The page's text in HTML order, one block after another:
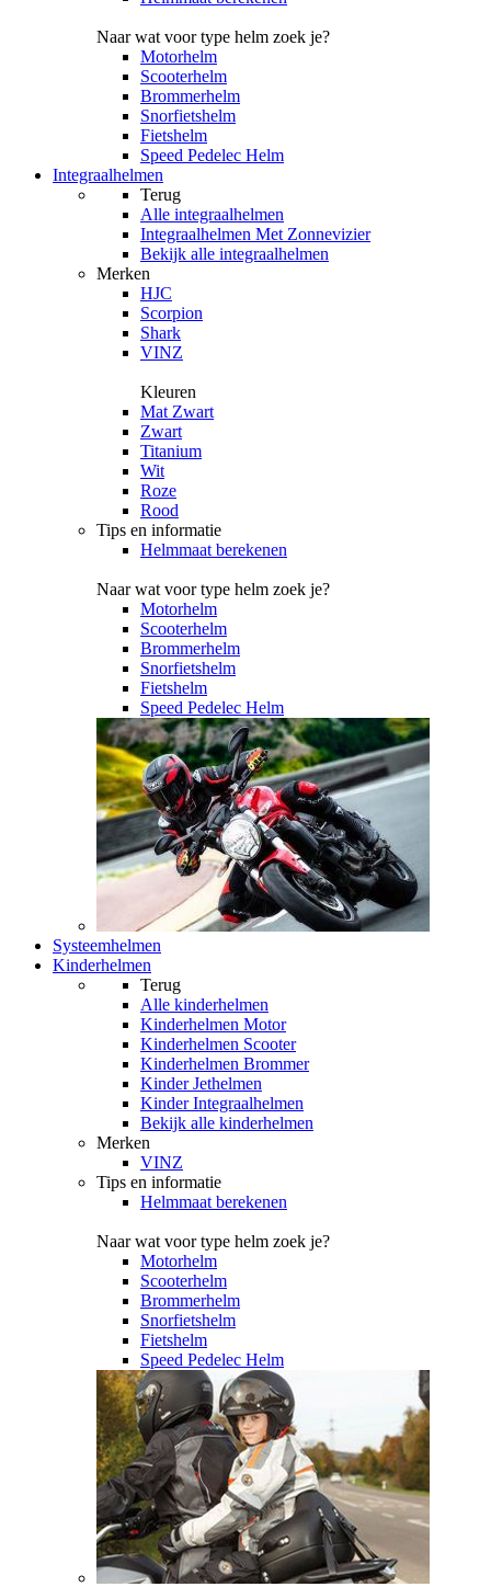
Naar wat voor type helm zoek je?
Motorhelm
Scooterhelm
Brommerhelm
Snorfietshelm
Fietshelm
Speed Pedelec Helm
Integraalhelmen
Terug
Alle integraalhelmen
Integraalhelmen Met Zonnevizier
Bekijk alle integraalhelmen
Merken
HJC
Scorpion
Shark
VINZ
Kleuren
Mat Zwart
Zwart
Titanium
Wit
Roze
Rood
Tips en informatie
Helmmaat berekenen
Naar wat voor type helm zoek je?
Motorhelm
Scooterhelm
Brommerhelm
Snorfietshelm
Fietshelm
Speed Pedelec Helm
Systeemhelmen
Kinderhelmen
Terug
Alle kinderhelmen
Kinderhelmen Motor
Kinderhelmen Scooter
Kinderhelmen Brommer
Kinder Jethelmen
Kinder Integraalhelmen
Bekijk alle kinderhelmen
Merken
VINZ
Tips en informatie
Helmmaat berekenen
Naar wat voor type helm zoek je?
Motorhelm
Scooterhelm
Brommerhelm
Snorfietshelm
Fietshelm
Speed Pedelec Helm